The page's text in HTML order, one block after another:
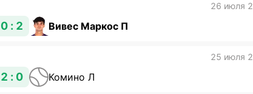
26 июля
0 : 2 Вивес Маркос П
25 июля
2 : 0 Комино Л